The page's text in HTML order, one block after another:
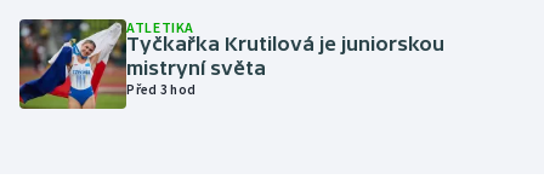
Parasport
ATLETIKA
Tyčkařka Krutilová je juniorskou
mistryní světa
Před 3 hod